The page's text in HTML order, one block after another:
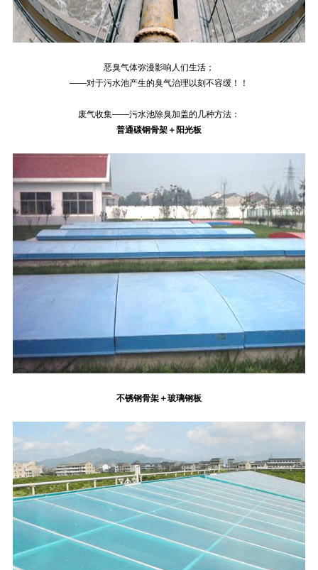
恶臭气体弥漫影响人们生活；
——对于污水池产生的臭气治理以刻不容缓！！
废气收集——污水池除臭加盖的几种方法：
普通碳钢骨架＋阳光板
不锈钢骨架＋玻璃钢板